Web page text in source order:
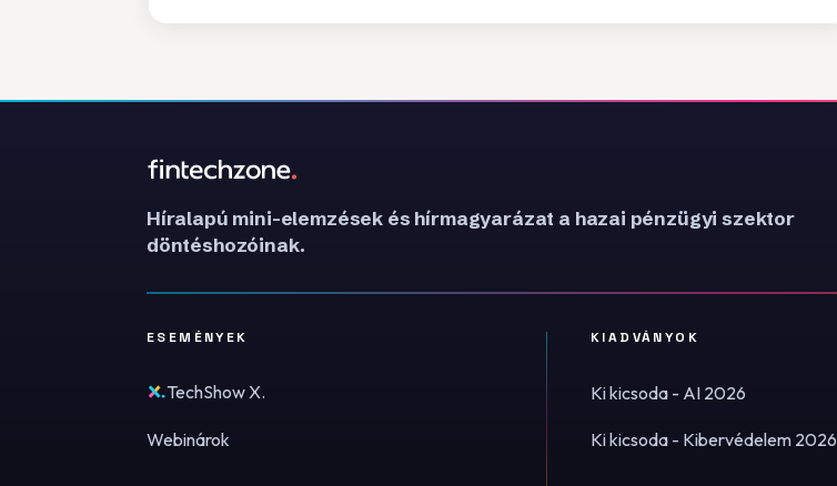
Híralapú mini-elemzések és hírmagyarázat a hazai pénzügyi szektor
döntéshozóinak.
ESEMÉNYEK
TechShow X.
Webinárok
KIADVÁNYOK
Ki kicsoda - AI 2026
Ki kicsoda - Kibervédelem 2026